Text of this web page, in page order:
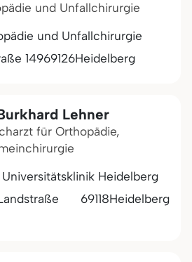
und Unfallchirurgie
und Unfallchirurgie
14969126Heidelberg
Lehner
für Orthopädie,
Heidelberg
69118Heidelberg